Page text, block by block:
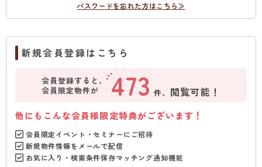
パスワードを忘れた方はこちら≫
新規会員登録はこちら
会員登録すると、
会員限定物件が
473 件、 閲覧可能！
他にもこんな会員様限定特典がございます！
会員限定イベント・セミナーにご招待
新規物件情報をメールで配信
お気に入り・検索条件保存マッチング通知機能